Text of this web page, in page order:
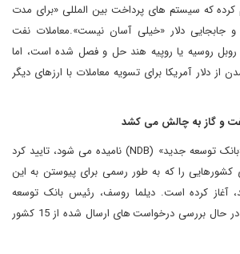
کرده که سیستم های پرداخت بین المللی «برای مدت
و جابجایی دلار «خیلی آسان نیست».معاملات نفت
روبل روسیه یا روپیه هند حل و فصل شده است، اما
از دلار آمریکا برای تسویه معاملات با ارزهای دیگر
نفت و گاز به چالش می کشد
بانک بریکس که معمولا «بانک توسعه جدید» (NDB) نامیده می شود، تایید کرد
را که به طور رسمی برای پیوستن به این
آغاز کرده است. دیلما روسف، رئیس بانک توسعه
جدید، گفت که این بانک در حال بررسی درخواست های ارسال شده از 15 کشور